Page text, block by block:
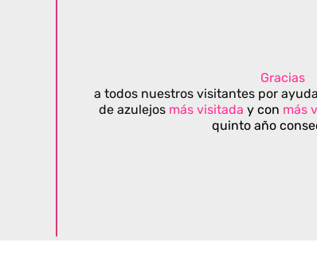
Gracias
a todos nuestros visitantes por
de azulejos más visitada y con más
quinto año